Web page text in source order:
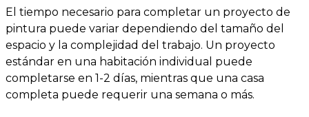
El tiempo necesario para completar un proyecto de
pintura puede variar dependiendo del tamaño del
espacio y la complejidad del trabajo. Un proyecto
estándar en una habitación individual puede
completarse en 1-2 días, mientras que una casa
completa puede requerir una semana o más.